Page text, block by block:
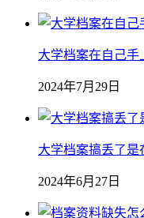
大学档案在自己手
2024年7月29日
大学档案搞丢了是
2024年6月27日